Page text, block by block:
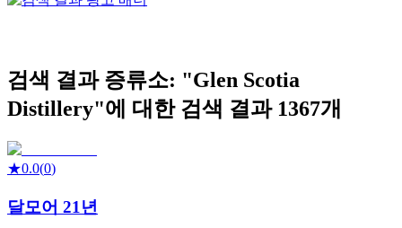
검색 결과증류소: "Glen Scotia
Distillery"에 대한 검색 결과 1367개
★0.0(0)
달모어 21년